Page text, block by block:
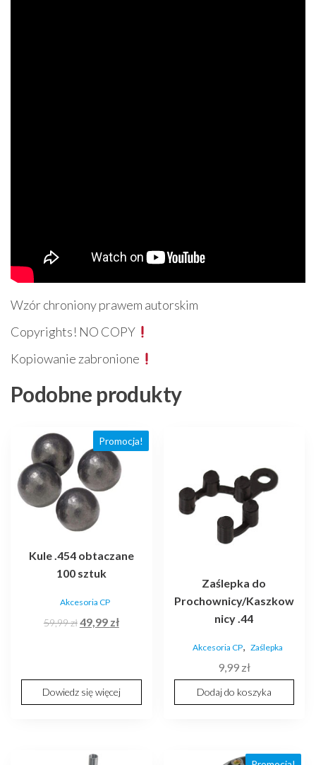
Wzór chroniony prawem autorskim
Copyrights! NO COPY
Kopiowanie zabronione
Podobne produkty
Promocja!
Kule .454 obtaczane
100 sztuk
Akcesoria CP
59,99złPierwotna
49,99 złAktualna
Dowiedz się więcej
Zaślepka do
Prochownicy/Kaszkow
nicy .44
Akcesoria CP, Zaślepka
9,99 zł
Dodaj do koszyka